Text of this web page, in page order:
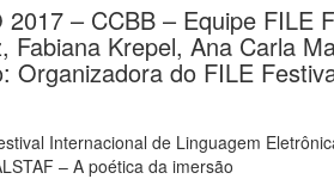
2017 – CCBB – Equipe FILE
Fabiana Krepel, Ana Carla
Organizadora do FILE
Internacional de Linguagem
– A poética da imersão